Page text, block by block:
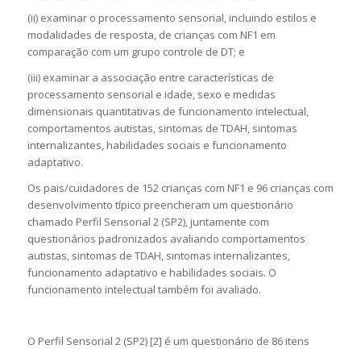
(ii) examinar o processamento sensorial, incluindo estilos e
modalidades de resposta, de crianças com NF1 em
comparação com um grupo controle de DT; e
(iii) examinar a associação entre características de
processamento sensorial e idade, sexo e medidas
dimensionais quantitativas de funcionamento intelectual,
comportamentos autistas, sintomas de TDAH, sintomas
internalizantes, habilidades sociais e funcionamento
adaptativo.
Os pais/cuidadores de 152 crianças com NF1 e 96 crianças com
desenvolvimento típico preencheram um questionário
chamado Perfil Sensorial 2 (SP2), juntamente com
questionários padronizados avaliando comportamentos
autistas, sintomas de TDAH, sintomas internalizantes,
funcionamento adaptativo e habilidades sociais. O
funcionamento intelectual também foi avaliado.
O Perfil Sensorial 2 (SP2) [2] é um questionário de 86 itens